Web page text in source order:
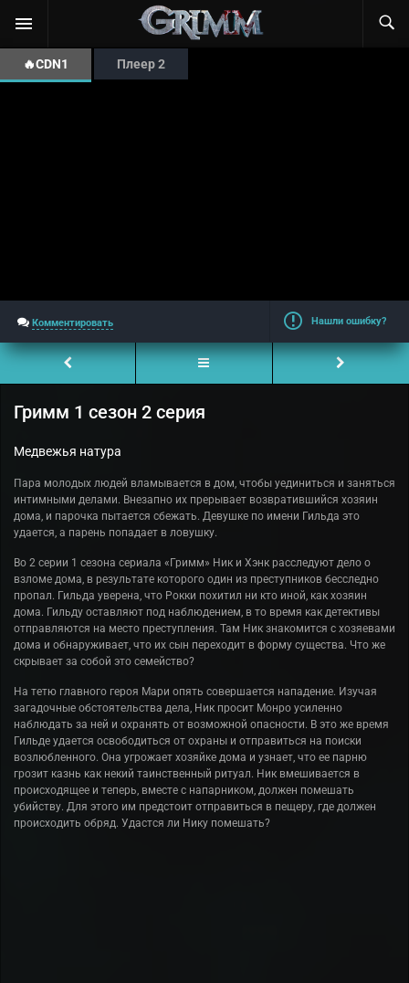
🔥CDN1 Плеер 2
Комментировать Нашли ошибку?
Гримм 1 сезон 2 серия
Медвежья натура
Пара молодых людей вламывается в дом, чтобы уединиться и заняться
интимными делами. Внезапно их прерывает возвратившийся хозяин
дома, и парочка пытается сбежать. Девушке по имени Гильда это
удается, а парень попадает в ловушку.
Во 2 серии 1 сезона сериала «Гримм» Ник и Хэнк расследуют дело о
взломе дома, в результате которого один из преступников бесследно
пропал. Гильда уверена, что Рокки похитил ни кто иной, как хозяин
дома. Гильду оставляют под наблюдением, в то время как детективы
отправляются на место преступления. Там Ник знакомится с хозяевами
дома и обнаруживает, что их сын переходит в форму существа. Что же
скрывает за собой это семейство?
На тетю главного героя Мари опять совершается нападение. Изучая
загадочные обстоятельства дела, Ник просит Монро усиленно
наблюдать за ней и охранять от возможной опасности. В это же время
Гильде удается освободиться от охраны и отправиться на поиски
возлюбленного. Она угрожает хозяйке дома и узнает, что ее парню
грозит казнь как некий таинственный ритуал. Ник вмешивается в
происходящее и теперь, вместе с напарником, должен помешать
убийству. Для этого им предстоит отправиться в пещеру, где должен
происходить обряд. Удастся ли Нику помешать?